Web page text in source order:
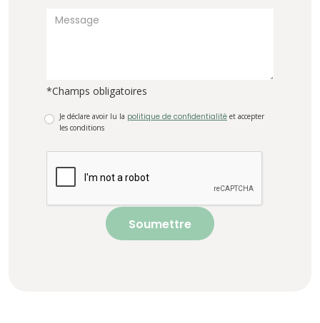
*Champs obligatoires
Je déclare avoir lu la politique de confidentialité et accepter
les conditions
Soumettre